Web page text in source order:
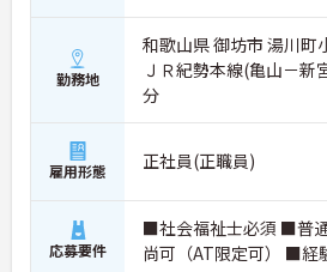
勤務地
和歌山県 御坊市 湯川町
ＪＲ紀勢本線(亀山－新
分
雇用形態 正社員(正職員)
応募要件
■社会福祉士必須 ■普
尚可（AT限定可） ■経